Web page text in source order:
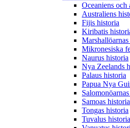
Oceaniens och
Australiens
Fijis historia
Kiribatis
Mikronesiska
Naurus historia
Nya Zeelands
Palaus historia
Papua Nya
Samoas historia
Tongas historia
Tuvalus historia